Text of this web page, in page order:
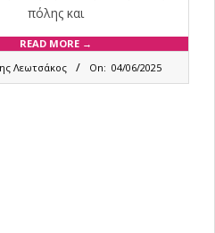
πόλης και
READ MORE →
Λεωτσάκος On: 04/06/2025